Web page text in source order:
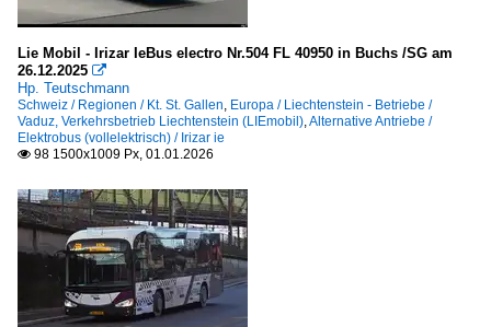
Lie Mobil - Irizar IeBus electro Nr.504 FL 40950 in Buchs /SG am
26.12.2025 
Hp. Teutschmann
Schweiz / Regionen / Kt. St. Gallen, Europa / Liechtenstein - Betriebe /
Vaduz, Verkehrsbetrieb Liechtenstein (LIEmobil),Alternative Antriebe /
Elektrobus (vollelektrisch) / Irizar ie
 98 1500x1009 Px, 01.01.2026